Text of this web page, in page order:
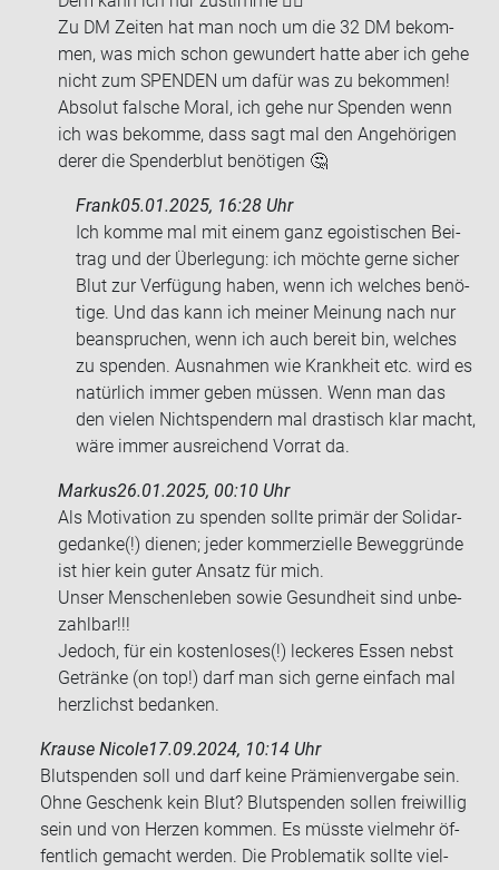
Zu DM Zei­ten hat man noch um die 32 DM be­kom­
men, was mich schon ge­wun­dert hatte aber ich gehe
nicht zum SPEN­DEN um dafür was zu be­kom­men!
Ab­so­lut fal­sche Moral, ich gehe nur Spen­den wenn
ich was be­kom­me, dass sagt mal den An­ge­hö­ri­gen
derer die Spen­der­blut be­nö­ti­gen 🤔
Frank05.01.2025, 16:28 Uhr
Ich komme mal mit einem ganz ego­is­ti­schen Bei­
trag und der Über­le­gung: ich möch­te gerne si­cher
Blut zur Ver­fü­gung haben, wenn ich wel­ches be­nö­
ti­ge. Und das kann ich mei­ner Mei­nung nach nur
be­an­spru­chen, wenn ich auch be­reit bin, wel­ches
zu spen­den. Aus­nah­men wie Krank­heit etc. wird es
na­tür­lich immer geben müs­sen. Wenn man das
den vie­len Nicht­spen­dern mal dras­tisch klar macht,
wäre immer aus­rei­chend Vor­rat da.
Markus26.01.2025, 00:10 Uhr
Als Mo­ti­va­ti­on zu spen­den soll­te pri­mär der So­li­dar­
ge­dan­ke(!) die­nen; jeder kom­mer­zi­el­le Be­weg­grün­de
ist hier kein guter An­satz für mich.
Unser Men­schen­le­ben sowie Ge­sund­heit sind un­be­
zahl­bar!!!
Je­doch, für ein kos­ten­lo­ses(!) le­cke­res Essen nebst
Ge­trän­ke (on top!) darf man sich gerne ein­fach mal
herz­lichst be­dan­ken.
Krause Nicole17.09.2024, 10:14 Uhr
Blut­spen­den soll und darf keine Prä­mi­en­ver­ga­be sein.
Ohne Ge­schenk kein Blut? Blut­spen­den sol­len frei­wil­lig
sein und von Her­zen kom­men. Es müss­te viel­mehr öf­
fent­lich ge­macht wer­den. Die Pro­ble­ma­tik soll­te viel­